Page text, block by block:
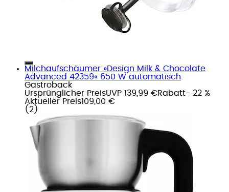
Milchaufschäumer »Design Milk & Chocolate
Advanced 42359« 650 W automatisch
Gastroback
Ursprünglicher PreisUVP 139,99 €Rabatt- 22 %
Aktueller Preis109,00 €
( 2 )